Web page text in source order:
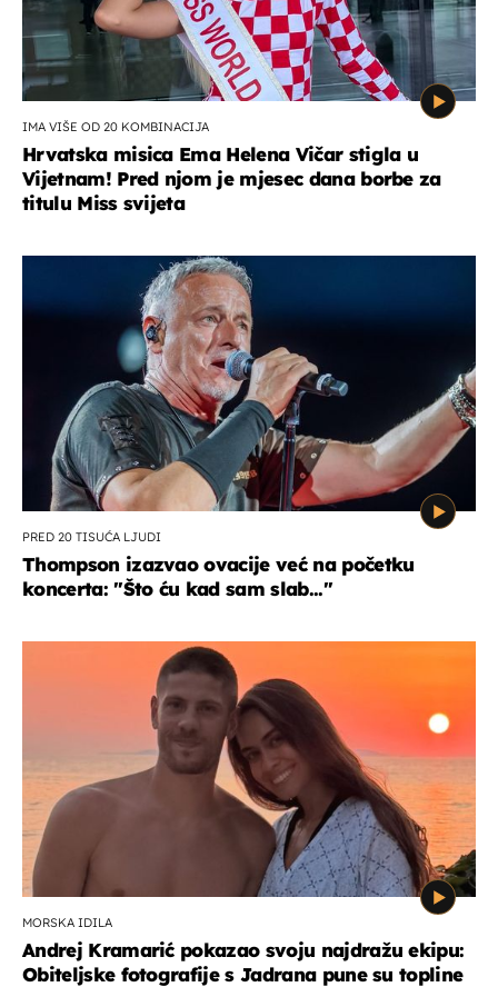
IMA VIŠE OD 20 KOMBINACIJA
Hrvatska misica Ema Helena Vičar stigla u
Vijetnam! Pred njom je mjesec dana borbe za
titulu Miss svijeta
PRED 20 TISUĆA LJUDI
Thompson izazvao ovacije već na početku
koncerta: "Što ću kad sam slab..."
MORSKA IDILA
Andrej Kramarić pokazao svoju najdražu ekipu:
Obiteljske fotografije s Jadrana pune su topline